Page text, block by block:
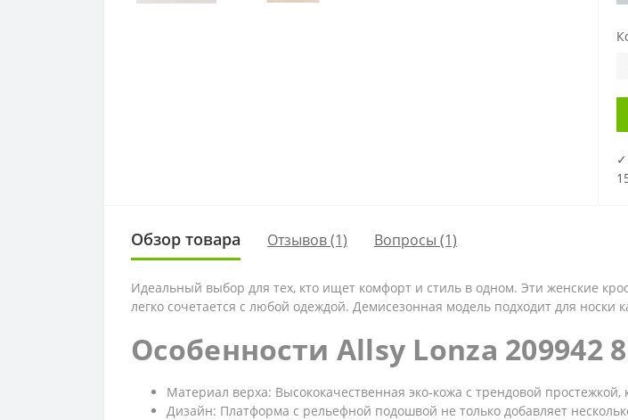
Обзор товара Отзывов (1) Вопросы (1)
Идеальный выбор для тех, кто ищет комфорт и стиль в одном. Эти женские
легко сочетается с любой одеждой. Демисезонная модель подходит для носки
Особенности Allsy Lonza 209942
Материал верха: Высококачественная эко-кожа с трендовой
Дизайн: Платформа с рельефной подошвой не только добавляет